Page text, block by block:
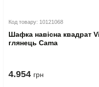
Код товару: 10121068
Шафка навісна квадрат
глянець Cama
4.954 грн